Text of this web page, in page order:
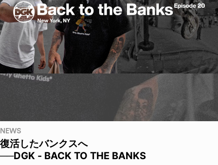
NEWS
復活したバンクスへ
──DGK - BACK TO THE BANKS